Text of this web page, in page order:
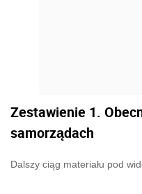
Zestawienie 1.
samorządach
Dalszy ciąg materiału pod